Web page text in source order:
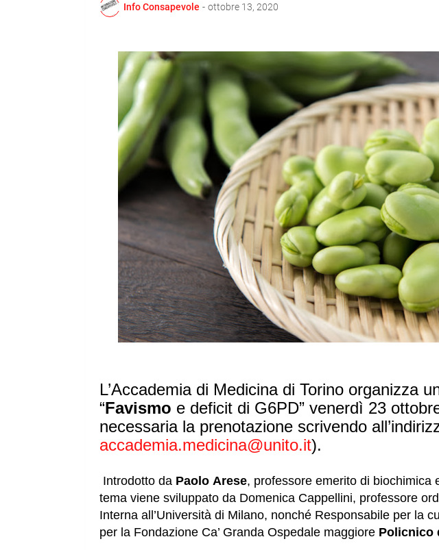
Info Consapevole - ottobre 13, 2020
L’Accademia di Medicina di Torino organizza
“Favismo e deficit di G6PD” venerdì 23
necessaria la prenotazione scrivendo
accademia.medicina@unito.it).
Introdotto da Paolo Arese, professore emerito di biochimica
tema viene sviluppato da Domenica Cappellini, professore
Interna all’Università di Milano, nonché Responsabile per la
per la Fondazione Ca’ Granda Ospedale maggiore Policnico